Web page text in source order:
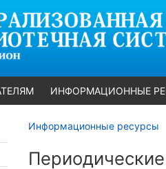
ИНФОРМАЦИОННЫЕ
Информационные ресурсы